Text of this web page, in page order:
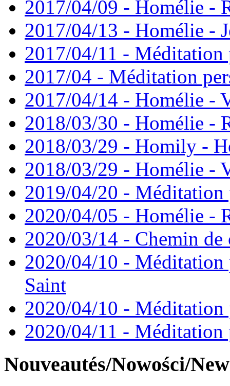
2017/04/09 - Homélie -
2017/04/13 - Homélie -
2017/04/11 -
2017/04 - Méditation
2017/04/14 - Homélie -
2018/03/30 - Homélie -
2018/03/29 - Homily -
2018/03/29 - Homélie -
2019/04/20 - Méditation
2020/04/05 - Homélie -
2020/03/14 - Chemin
2020/04/10 - Méditation
Saint
2020/04/10 - Méditation
2020/04/11 - Méditation
Nouveautés/Nowości/